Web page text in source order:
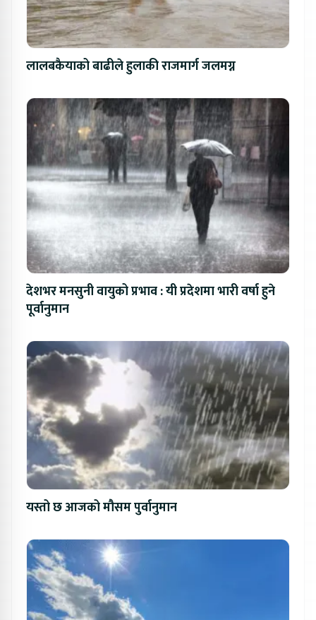
लालबकैयाको बाढीले हुलाकी राजमार्ग जलमग्न
देशभर मनसुनी वायुको प्रभाव : यी प्रदेशमा भारी वर्षा हुने
पूर्वानुमान
यस्तो छ आजको मौसम पुर्वानुमान